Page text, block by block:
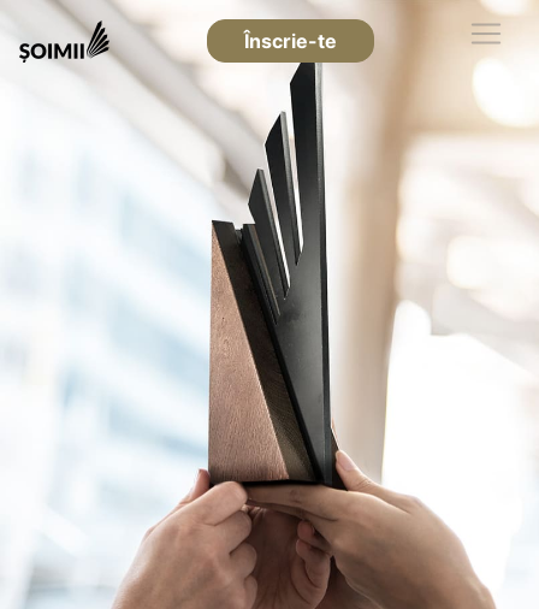
Înscrie-te